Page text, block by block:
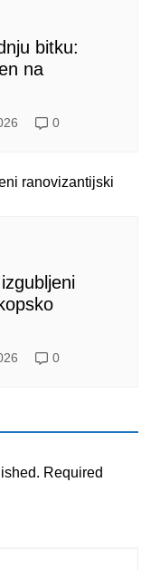
bitku:
na
0
0
Required